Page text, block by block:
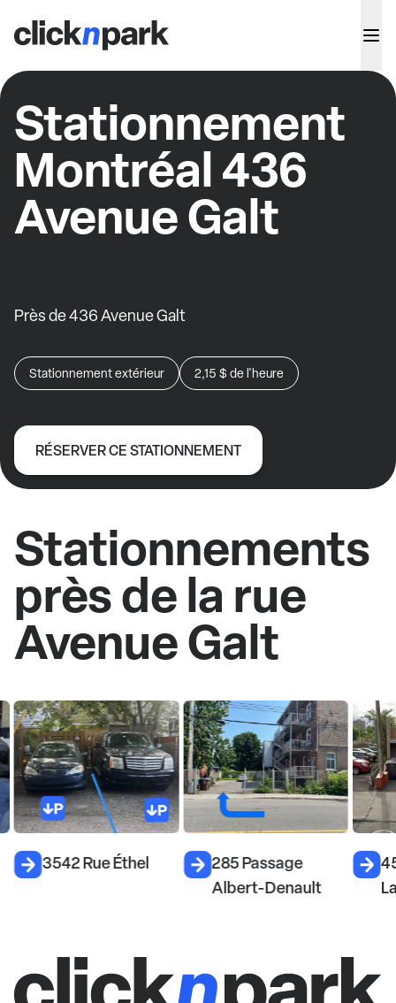
Stationnement
Montréal 436
Avenue Galt
Près de 436 Avenue Galt
Stationnement extérieur 2,15 $ de l'heure
RÉSERVER CE STATIONNEMENT
Stationnements
près de la rue
Avenue Galt
3542 Rue Éthel
285 Passage
Albert-Denault